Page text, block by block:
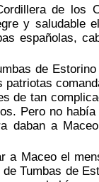
de los
y saludable
españolas,
de
de tan
Pero no
daban a
Maceo el
Tumbas de